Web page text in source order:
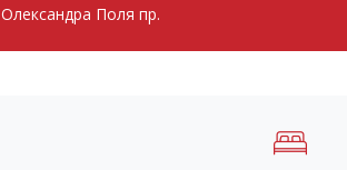
Олександра Поля пр.